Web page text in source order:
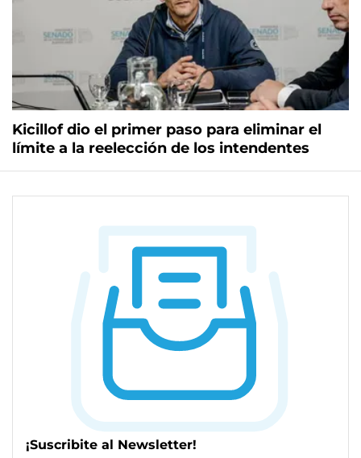
Kicillof dio el primer paso para eliminar el
límite a la reelección de los intendentes
¡Suscribite al Newsletter!